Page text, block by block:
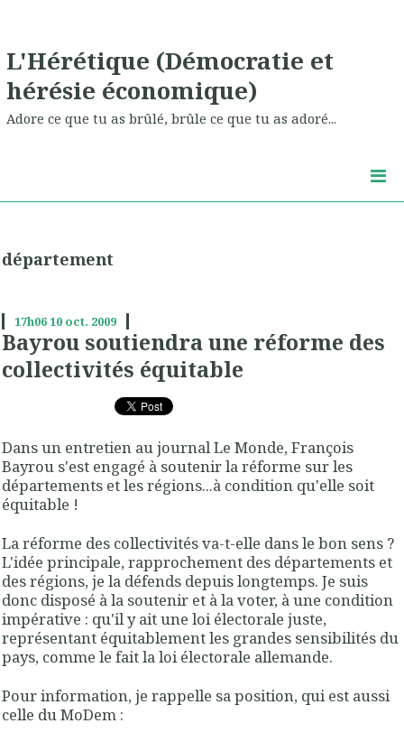
L'Hérétique (Démocratie et
hérésie économique)
Adore ce que tu as brûlé, brûle ce que tu as adoré...
département
17h0610 oct. 2009
Bayrou soutiendra une réforme des
collectivités équitable
Dans un entretien au journal Le Monde, François
Bayrou s'est engagé à soutenir la réforme sur les
départements et les régions...à condition qu'elle soit
équitable !
La réforme des collectivités va-t-elle dans le bon sens ?
L'idée principale, rapprochement des départements et
des régions, je la défends depuis longtemps. Je suis
donc disposé à la soutenir et à la voter, à une condition
impérative : qu'il y ait une loi électorale juste,
représentant équitablement les grandes sensibilités du
pays, comme le fait la loi électorale allemande.
Pour information, je rappelle sa position, qui est aussi
celle du MoDem :